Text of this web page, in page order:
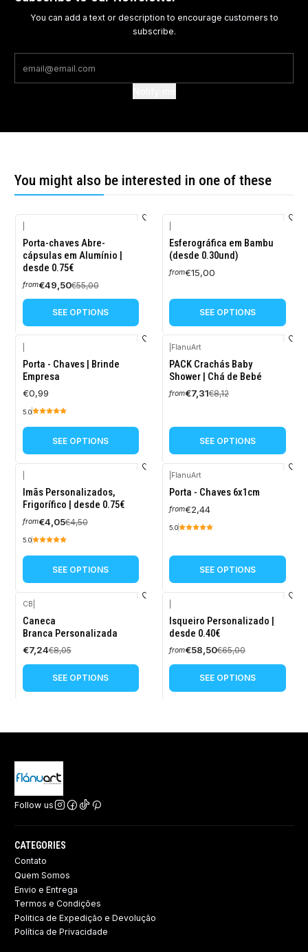
You can add a text or description to encourage customers to
subscribe.
You might also be interested in one of these
-10%
OFF
Porta-chaves Abre-
cápsulas em Alumínio |
desde 0.75€
from€49,50€55,00
SEE OPTIONS
Esferográfica em Bambu
(desde 0.30und)
from€15,00
SEE OPTIONS
Porta - Chaves | Brinde
Empresa
€0,99
5.0
SEE OPTIONS
-10%
OFF
FlanuArt
PACK Crachás Baby
Shower | Chá de Bebé
from€7,31€8,12
SEE OPTIONS
-10%
OFF
Imãs Personalizados,
Frigorífico | desde 0.75€
from€4,05€4,50
5.0
SEE OPTIONS
FlanuArt
Porta - Chaves 6x1cm
from€2,44
5.0
SEE OPTIONS
-10%
OFF
CB
Caneca
Branca Personalizada
€7,24€8,05
SEE OPTIONS
-10%
OFF
Isqueiro Personalizado |
desde 0.40€
from€58,50€65,00
SEE OPTIONS
Follow us
CATEGORIES
Contato
Quem Somos
Envio e Entrega
Termos e Condições
Politica de Expedição e Devolução ​
Política de Privacidade